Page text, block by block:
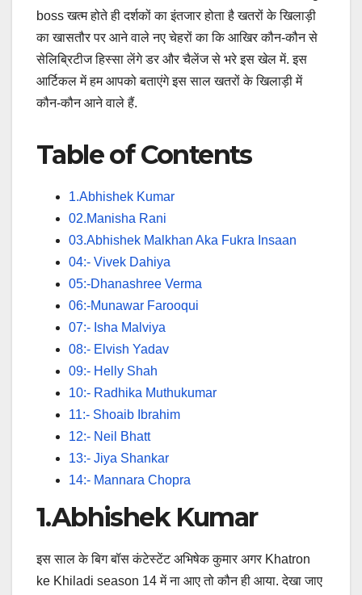
boss खत्म होते ही दर्शकों का इंतजार होता है खतरों के खिलाड़ी
का खासतौर पर आने वाले नए चेहरों का कि आखिर कौन-कौन से
सेलिब्रिटीज हिस्सा लेंगे डर और चैलेंज से भरे इस खेल में. इस
आर्टिकल में हम आपको बताएंगे इस साल खतरों के खिलाड़ी में
कौन-कौन आने वाले हैं.
Table of Contents
1.Abhishek Kumar
02.Manisha Rani
03.Abhishek Malkhan Aka Fukra Insaan
04:- Vivek Dahiya
05:-Dhanashree Verma
06:-Munawar Farooqui
07:- Isha Malviya
08:- Elvish Yadav
09:- Helly Shah
10:- Radhika Muthukumar
11:- Shoaib Ibrahim
12:- Neil Bhatt
13:- Jiya Shankar
14:- Mannara Chopra
1.Abhishek Kumar
इस साल के बिग बॉस कंटेस्टेंट अभिषेक कुमार अगर Khatron
ke Khiladi season 14 में ना आए तो कौन ही आया. देखा जाए